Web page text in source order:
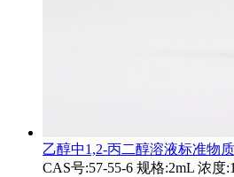
乙醇中1,2-丙二醇溶液标准物质
CAS号:57-55-6 规格:2mL 浓度